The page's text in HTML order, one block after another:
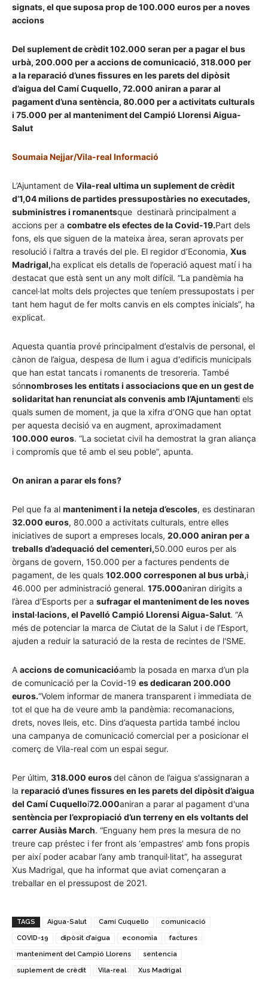
signats, el que suposa prop de 100.000 euros per a noves
accions
Del suplement de crèdit 102.000 seran per a pagar el bus
urbà, 200.000 per a accions de comunicació, 318.000 per
a la reparació d’unes fissures en les parets del dipòsit
d’aigua del Camí Cuquello, 72.000 aniran a parar al
pagament d’una sentència, 80.000 per a activitats culturals
i 75.000 per al manteniment del Campió Llorensi Aigua-
Salut
Soumaia Nejjar/Vila-real Informació
L’Ajuntament de Vila-real ultima un suplement de crèdit
d’1,04 milions de partides pressupostàries no executades,
subministres i romanentsque destinarà principalment a
accions per a combatre els efectes de la Covid-19.Part dels
fons, els que siguen de la mateixa àrea, seran aprovats per
resolució i l’altra a través del ple. El regidor d’Economia, Xus
Madrigal,ha explicat els detalls de l’operació aquest matí i ha
destacat que està sent un any molt difícil. “La pandèmia ha
cancel·lat molts dels projectes que teníem pressupostats i per
tant hem hagut de fer molts canvis en els comptes inicials”, ha
explicat.
Aquesta quantia prové principalment d’estalvis de personal, el
cànon de l’aigua, despesa de llum i agua d'edificis municipals
que han estat tancats i romanents de tresoreria. També
sónnombroses les entitats i associacions que en un gest de
solidaritat han renunciat als convenis amb l’Ajuntamenti els
quals sumen de moment, ja que la xifra d’ONG que han optat
per aquesta decisió va en augment, aproximadament
100.000 euros. “La societat civil ha demostrat la gran aliança
i compromís que té amb el seu poble”, apunta.
On aniran a parar els fons?
Pel que fa al manteniment i la neteja d’escoles, es destinaran
32.000 euros, 80.000 a activitats culturals, entre elles
iniciatives de suport a empreses locals, 20.000 aniran per a
treballs d’adequació del cementeri,50.000 euros per als
òrgans de govern, 150.000 per a factures pendents de
pagament, de les quals 102.000 corresponen al bus urbà,i
46.000 per administració general. 175.000aniran dirigits a
l’àrea d’Esports per a sufragar el manteniment de les noves
instal·lacions, el Pavelló Campió Llorensi Aigua-Salut. “A
més de potenciar la marca de Ciutat de la Salut i de l’Esport,
ajuden a reduir la saturació de la resta de recintes de l'SME.
A accions de comunicacióamb la posada en marxa d’un pla
de comunicació per la Covid-19 es dedicaran 200.000
euros.“Volem informar de manera transparent i immediata de
tot el que ha de veure amb la pandèmia: recomanacions,
drets, noves lleis, etc. Dins d’aquesta partida també inclou
una campanya de comunicació comercial per a posicionar el
comerç de Vila-real com un espai segur.
Per últim, 318.000 eurosdel cànon de l’aigua s'assignaran a
la reparació d’unes fissures en les parets del dipòsit d’aigua
del Camí Cuquelloi72.000aniran a parar al pagament d'una
sentència per l’expropiació d’un terreny en els voltants del
carrer Ausiàs March. “Enguany hem pres la mesura de no
treure cap préstec i fer front als ‘empastres’ amb fons propis
per així poder acabar l’any amb tranquil·litat”, ha assegurat
Xus Madrigal, que ha informat que aviat començaran a
treballar en el pressupost de 2021.
TAGS Aigua-Salut Camí Cuquello comunicació
COVID-19 dipòsit d’aigua economia factures
manteniment del Campió Llorens sentencia
suplement de crèdit Vila-real Xus Madrigal